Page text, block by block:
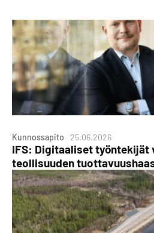
Kunnossapito 25.06.2026
IFS: Digitaaliset työntekijät
teollisuuden